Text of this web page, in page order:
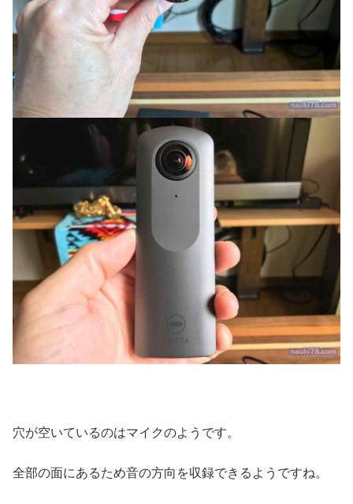
穴が空いているのはマイクのようです。
全部の面にあるため音の方向を収録できるようですね。